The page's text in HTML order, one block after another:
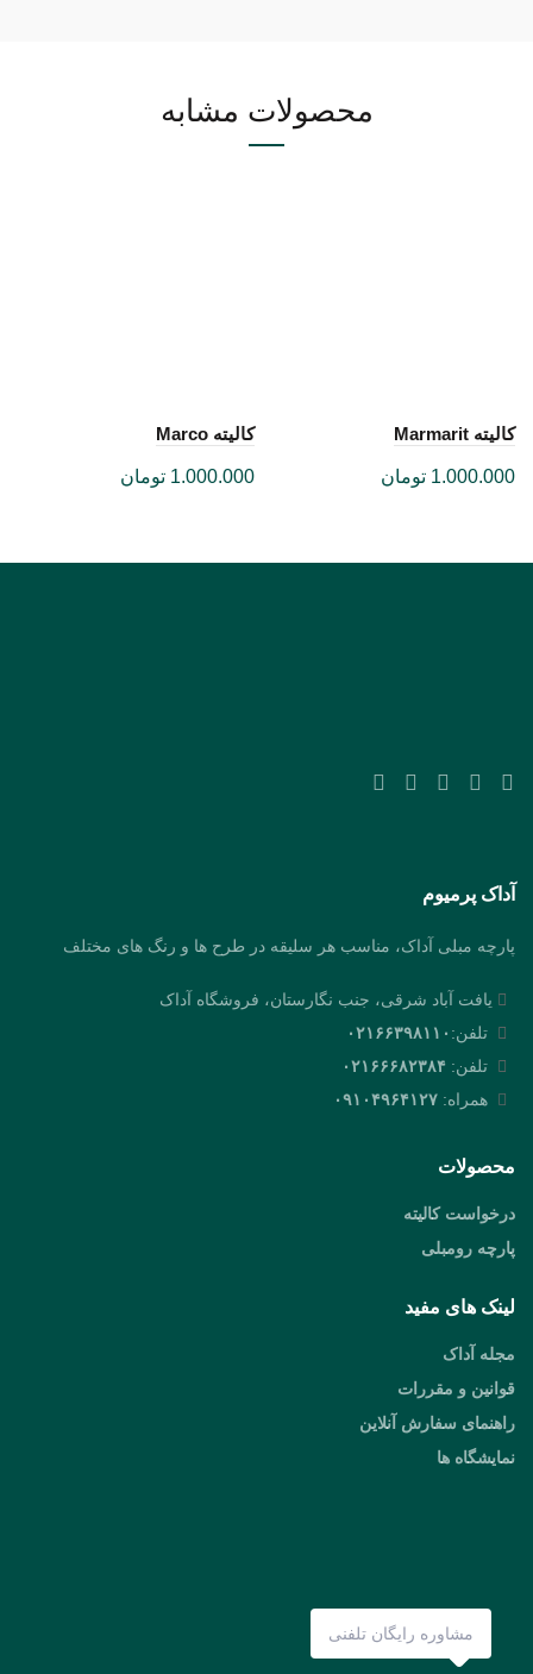
محصولات مشابه
کالیته Marmarit
1.000.000 تومان
کالیته Marco
1.000.000 تومان
آداک پرمیوم
پارچه مبلی آداک، مناسب هر سلیقه در طرح ها و رنگ های مختلف
یافت آباد شرقی، جنب نگارستان، فروشگاه آداک
تلفن: ۰۲۱۶۶۳۹۸۱۱۰
تلفن: ۰۲۱۶۶۶۸۲۳۸۴
همراه: ۰۹۱۰۴۹۶۴۱۲۷
محصولات
درخواست کالیته
پارچه رومبلی
لینک های مفید
مجله آداک
قوانین و مقررات
راهنمای سفارش آنلاین
نمایشگاه ها
مشاوره رایگان تلفنی